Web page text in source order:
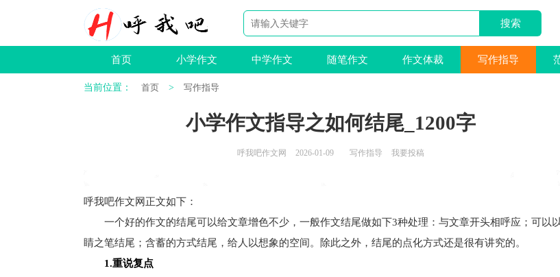
首页 小学作文 中学作文 随笔作文 作文体裁 写作指导
当前位置： 首页 > 写作指导
小学作文指导之如何结尾_1200字
呼我吧作文网 2026-01-09 写作指导 我要投稿
呼我吧作文网 正文如下 ：
一个好的作文的结尾可以给文章增色不少，一般作文结尾做如下3种处理：与文章开头相呼应；可以
睛之笔结尾；含蓄的方式结尾，给人以想象的空间。除此之外，结尾的点化方式还是很有讲究的。
1.重说复点